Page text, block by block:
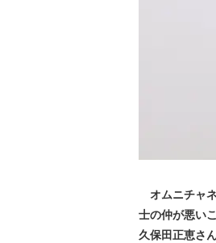
オムニチャ
士の仲が悪い
久保田正恵さ